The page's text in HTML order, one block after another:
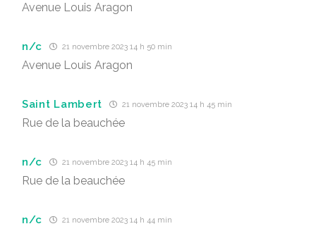
Avenue Louis Aragon
n/c 21 novembre 2023 14 h 50 min
Avenue Louis Aragon
Saint Lambert 21 novembre 2023 14 h 45 min
Rue de la beauchée
n/c 21 novembre 2023 14 h 45 min
Rue de la beauchée
n/c 21 novembre 2023 14 h 44 min